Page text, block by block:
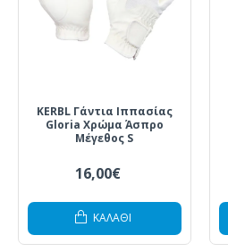
KERBL Γάντια Ιππασίας
Gloria Χρώμα Άσπρο
Μέγεθος S
16,00€
ΚΑΛΆΘΙ